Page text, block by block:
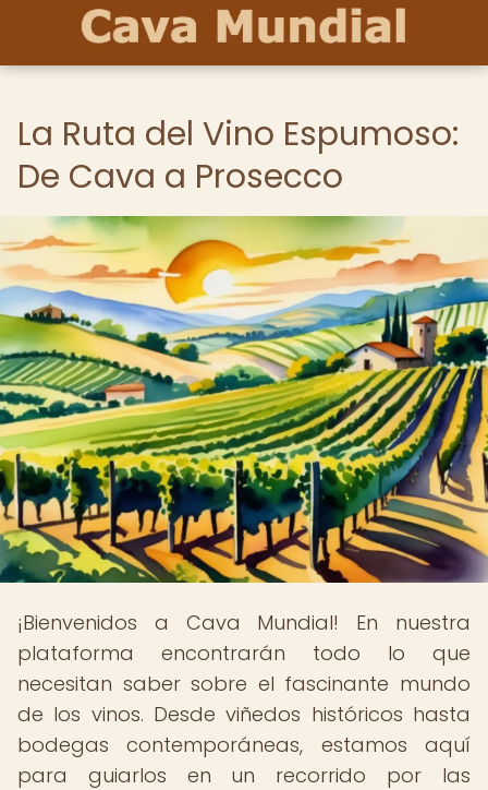
La Ruta del Vino Espumoso:
De Cava a Prosecco
¡Bienvenidos a Cava Mundial! En nuestra
plataforma encontrarán todo lo que
necesitan saber sobre el fascinante mundo
de los vinos. Desde viñedos históricos hasta
bodegas contemporáneas, estamos aquí
para guiarlos en un recorrido por las